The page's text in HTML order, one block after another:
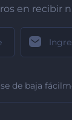
en recibir
de baja